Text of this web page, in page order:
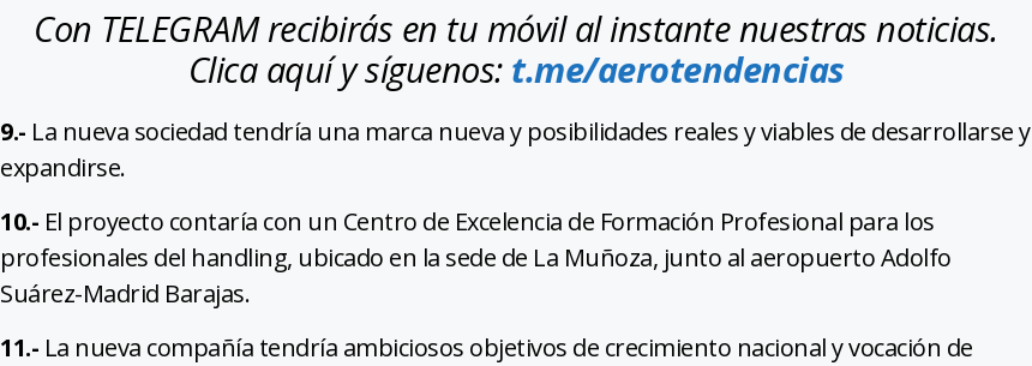
Con TELEGRAM recibirás en tu móvil al instante nuestras noticias.
Clica aquí y síguenos: t.me/aerotendencias
9.- La nueva sociedad tendría una marca nueva y posibilidades reales y viables de desarrollarse y
expandirse.
10.- El proyecto contaría con un Centro de Excelencia de Formación Profesional para los
profesionales del handling, ubicado en la sede de La Muñoza, junto al aeropuerto Adolfo
Suárez-Madrid Barajas.
11.- La nueva compañía tendría ambiciosos objetivos de crecimiento nacional y vocación de